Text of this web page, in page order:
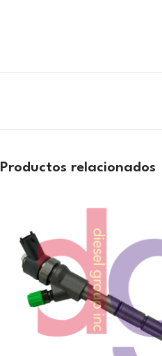
Productos relacionados